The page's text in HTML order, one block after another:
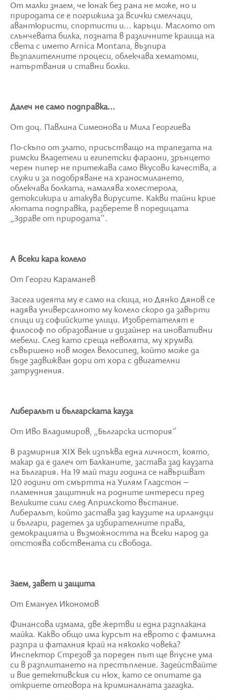
От малки знаем, че юнак без рана не може, но и
природата се е погрижила за всички смелчаци,
авантюристи, спортисти и... каръци. Маслото от
слънчевата билка, позната в различните краища на
света с името Arnica Montana, възпира
възпалителните процеси, облекчава хематоми,
натъртвания и ставни болки.
Далеч не само подправка...
От доц. Павлина Симеонова и Мила Георгиева
По-скъпо от злато, присъстващо на трапезата на
римски владетели и египетски фараони, зрънцето
черен пипер не притежава само вкусови качества, а
служи и за подобряване на храносмилането,
облекчава болката, намалява холестерола,
детоксикира и атакува вирусите. Какви тайни крие
лютата подправка, разберете в поредицата
„Здраве от природата“.
А всеки кара колело
От Георги Караманев
Засега идеята му е само на скица, но Дянко Дянов се
надява универсалното му колело скоро да завърти
спици из софийските улици. Изобретателят е
философ по образование и дизайнер на иновативни
мебели. След като среща неволята, му хрумва
съвършено нов модел велосипед, който може да
бъде задвижван дори от хора с двигателни
затруднения.
Либералът и българската кауза
От Иво Владимиров, „Българска история“
В размирния XIX век изпъква една личност, която,
макар да е далеч от Балканите, застава зад каузата
на България. На 19 май тази година се навършват
120 години от смъртта на Уилям Гладстон –
пламенния защитник на родните интереси пред
Великите сили след Априлското въстание.
Либералът, който застава зад каузите на ирландци
и българи, радетел за избирателните права,
демокрацията и възможността на всеки народ да
отстоява собствената си свобода.
Заем, завет и защита
От Емануел Икономов
Финансова измама, две жертви и една разплакана
майка. Какво общо има курсът на еврото с фамилна
разпра и фаталния край на няколко човека?
Инспектор Стрезов за пореден път ще впусне ума
си в разплитането на престъпление. Задействайте
и вие детективския си нюх, като се опитате да
откриете отговора на криминалната загадка.